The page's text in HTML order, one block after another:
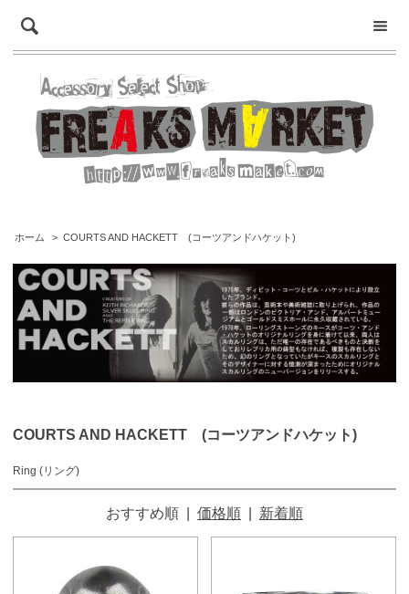
ホーム > COURTS AND HACKETT (コーツアンドハケット)
COURTS AND HACKETT (コーツアンドハケット)
Ring (リング)
おすすめ順 価格順 新着順